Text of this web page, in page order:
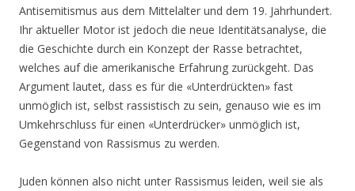
Antisemitismus aus dem Mittelalter und dem 19. Jahrhundert.
Ihr aktueller Motor ist jedoch die neue Identitätsanalyse, die
die Geschichte durch ein Konzept der Rasse betrachtet,
welches auf die amerikanische Erfahrung zurückgeht. Das
Argument lautet, dass es für die «Unterdrückten» fast
unmöglich ist, selbst rassistisch zu sein, genauso wie es im
Umkehrschluss für einen «Unterdrücker» unmöglich ist,
Gegenstand von Rassismus zu werden.
Juden können also nicht unter Rassismus leiden, weil sie als